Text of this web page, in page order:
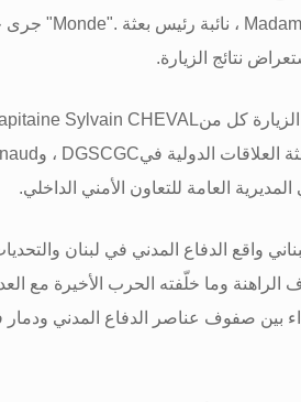
، نائبة رئيس بعثة "Monde". جرى
نتائج الزيارة.
كل منSylvain CHEVAL
العلاقات الدولية فيDGSCGC ، و
العامة للتعاون الأمني الداخلي.
واقع الدفاع المدني في لبنان
وما خلّفته الحرب الأخيرة مع
بين صفوف عناصر الدفاع المدني ودمار